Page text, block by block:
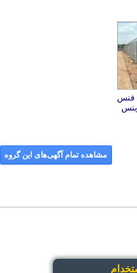
فنس
مشاهده تمام آگهی‌های این گروه